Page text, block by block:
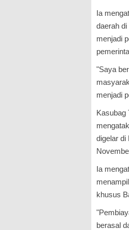
Ia
daerah
menjadi
"Saya
menjadi
Kasubag
digelar di
Ia
khusus
berasal